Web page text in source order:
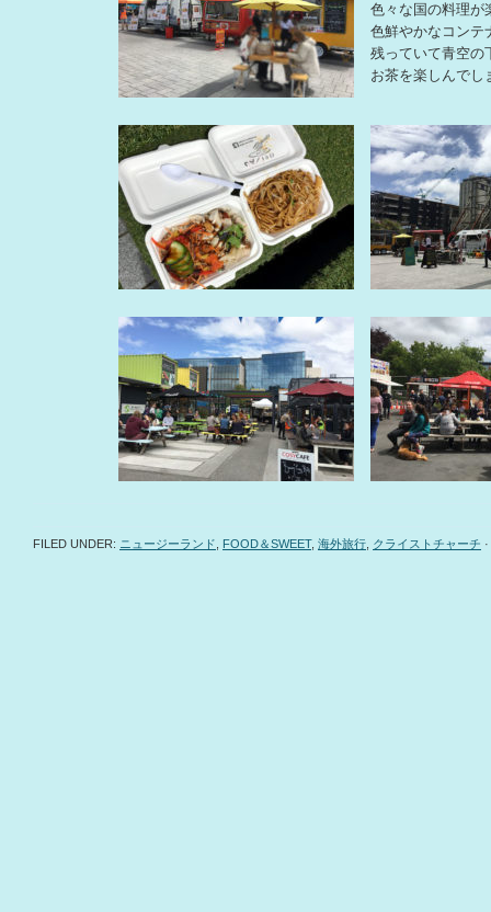
色々な国の料理が
色鮮やかなコンテ
残っていて青空の
お茶を楽しんでし
FILED UNDER: ニュージーランド FOOD＆SWEET, 海外旅行 クライストチャーチ ·